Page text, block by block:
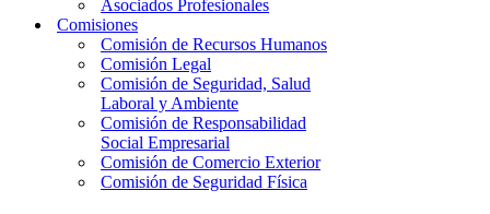
Asociados Profesionales
Comisiones
Comisión de Recursos Humanos
Comisión Legal
Comisión de Seguridad, Salud
Laboral y Ambiente
Comisión de Responsabilidad
Social Empresarial
Comisión de Comercio Exterior
Comisión de Seguridad Física